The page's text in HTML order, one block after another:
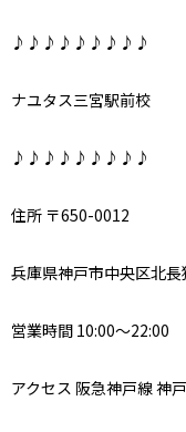
♪♪♪♪♪♪♪♪♪
ナユタス三宮駅前校
♪♪♪♪♪♪♪♪♪
住所 〒650-0012
兵庫県神戸市中央区北
営業時間 10:00～22:00
アクセス 阪急神戸線 神